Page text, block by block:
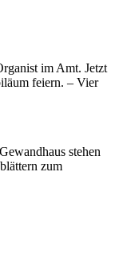
im Amt. Jetzt
feiern. – Vier
stehen
zum